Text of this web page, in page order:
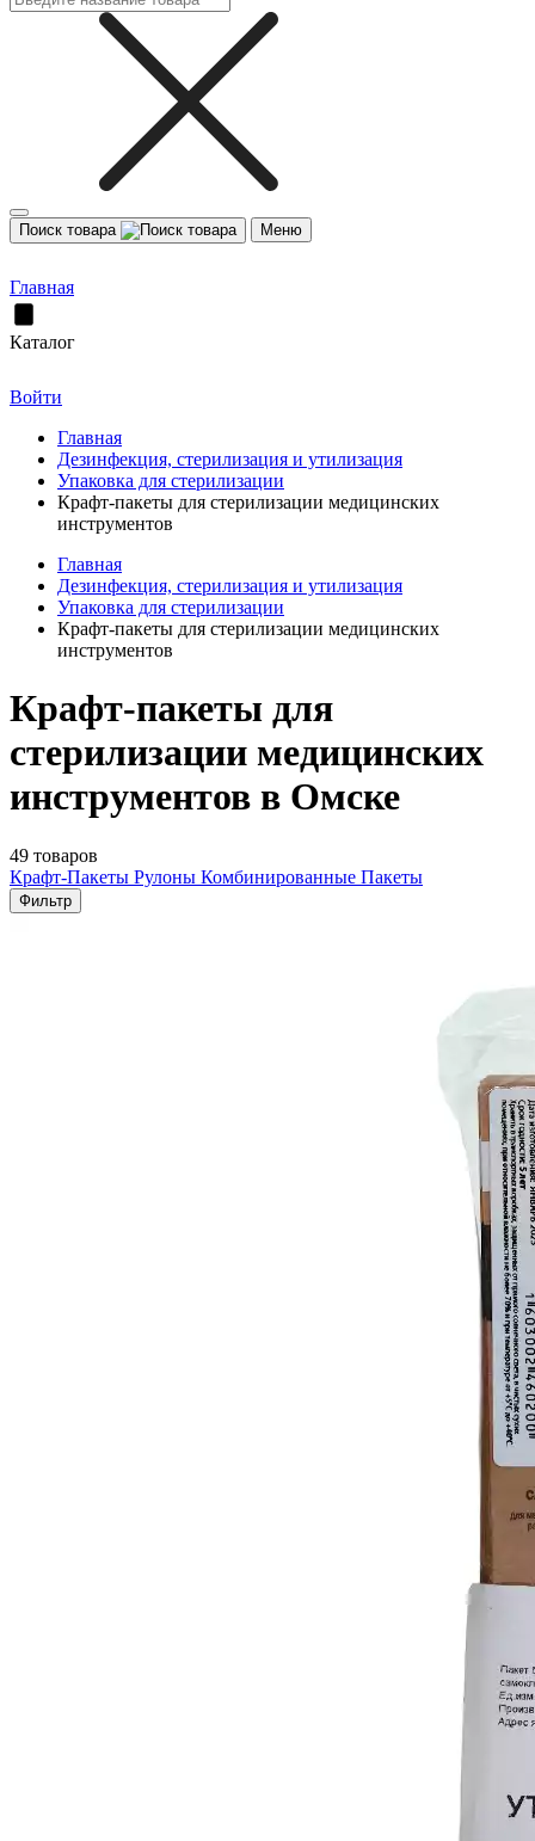
Поиск товара Меню
Главная
Каталог
Войти
Главная
Дезинфекция, стерилизация и утилизация
Упаковка для стерилизации
Крафт-пакеты для стерилизации медицинских
инструментов
Главная
Дезинфекция, стерилизация и утилизация
Упаковка для стерилизации
Крафт-пакеты для стерилизации медицинских
инструментов
Крафт-пакеты для
стерилизации медицинских
инструментов в Омске
49 товаров
Крафт-Пакеты Рулоны Комбинированные Пакеты
Фильтр